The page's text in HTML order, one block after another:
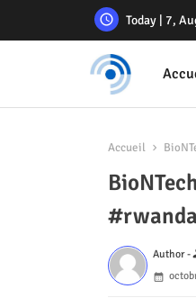
Today | 7,
Accueil
Author -